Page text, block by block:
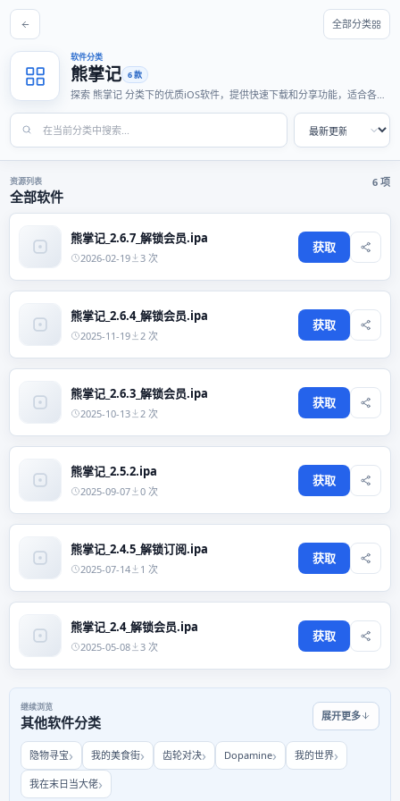
全部分类
软件分类
熊掌记 6 款
探索 熊掌记 分类下的优质iOS软件，提供快速下载和分享功能，适合各种
资源列表
全部软件
6 项
熊掌记_2.6.7_解锁会员.ipa
2026-02-19 3 次
获取
熊掌记_2.6.4_解锁会员.ipa
2025-11-19 2 次
获取
熊掌记_2.6.3_解锁会员.ipa
2025-10-13 2 次
获取
熊掌记_2.5.2.ipa
2025-09-07 0 次
获取
熊掌记_2.4.5_解锁订阅.ipa
2025-07-14 1 次
获取
熊掌记_2.4_解锁会员.ipa
2025-05-08 3 次
获取
继续浏览
其他软件分类 展开更多
隐物寻宝 我的美食街 齿轮对决 Dopamine 我的世界
我在末日当大佬